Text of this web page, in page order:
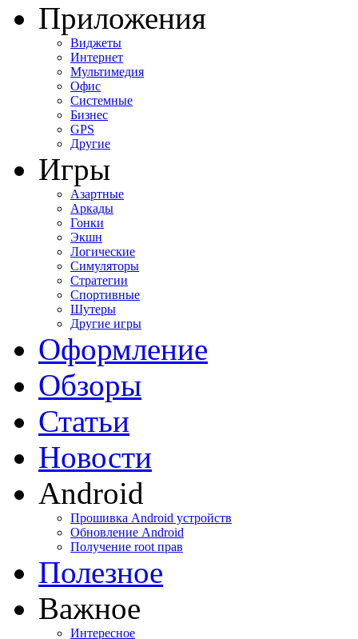
Приложения
Виджеты
Интернет
Мультимедия
Офис
Системные
Бизнес
GPS
Другие
Игры
Азартные
Аркады
Гонки
Экшн
Логические
Симуляторы
Стратегии
Спортивные
Шутеры
Другие игры
Оформление
Обзоры
Статьи
Новости
Android
Прошивка Android устройств
Обновление Android
Получение root прав
Полезное
Важное
Интересное